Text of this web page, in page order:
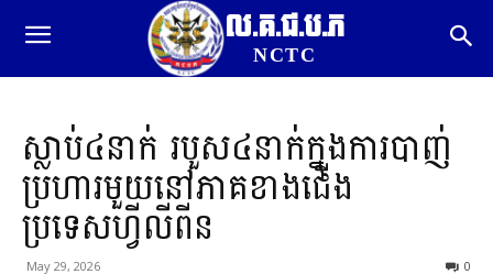
ល.គ.ជ.ប.ភ
NCTC
ស្លាប់៤នាក់ របួស៤នាក់ក្នុងការបាញ់
ប្រហារមួយនៅភាគខាងជើង
ប្រទេសហ្វីលីពីន
May 29, 2026 0